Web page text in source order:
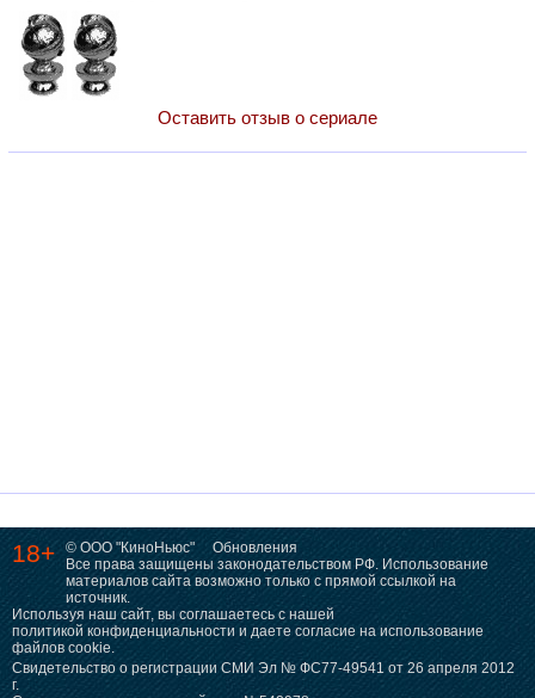
Оставить отзыв о сериале
18+ © ООО "КиноНьюс"
Обновления
Все права защищены законодательством РФ. Использование
материалов сайта возможно только с прямой ссылкой на
источник.
Используя наш сайт, вы соглашаетесь с нашей
политикой конфиденциальности и даете согласие на использование
файлов cookie.
Свидетельство о регистрации СМИ Эл № ФС77-49541 от 26 апреля 2012
г.